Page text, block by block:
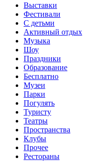
Выставки
Фестивали
С детьми
Активный отдых
Музыка
Шоу
Праздники
Образование
Бесплатно
Музеи
Парки
Погулять
Туристу
Театры
Пространства
Клубы
Прочее
Рестораны